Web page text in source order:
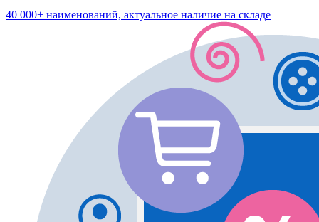
40 000+ наименований, актуальное наличие на складе